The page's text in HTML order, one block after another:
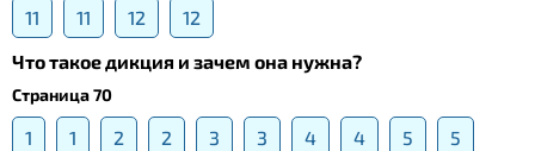
11 11 12
12
Что такое дикция и зачем она нужна?
Страница 70
1 1 2 2 3 3 4 4 5 5